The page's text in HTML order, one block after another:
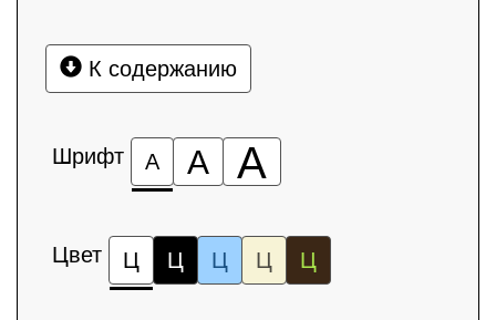
К содержанию
Шрифт А А А
Цвет Ц Ц Ц Ц Ц